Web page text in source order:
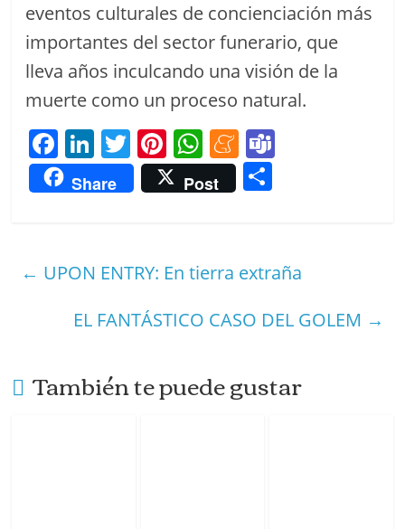
eventos culturales de concienciación más
importantes del sector funerario, que
lleva años inculcando una visión de la
muerte como un proceso natural.
F
a
c
b
o
o
Li
n
k
dI
n
T
w
itt
Pi
nt
er
st
W
h
at
A
p
p
M
e
n
a
m
e
s
Share Post
p
ar
tir
← UPON ENTRY: En tierra extraña
EL FANTÁSTICO CASO DEL GOLEM →
También te puede gustar